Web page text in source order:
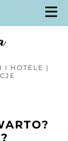
I HOTELE |